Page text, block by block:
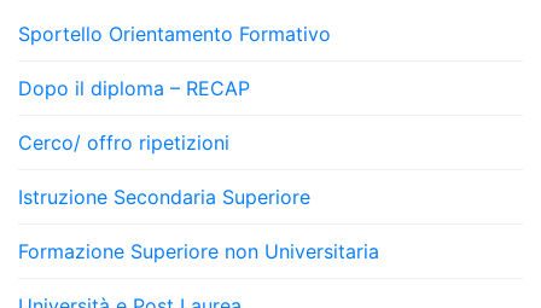
Sportello Orientamento Formativo
Dopo il diploma – RECAP
Cerco/ offro ripetizioni
Istruzione Secondaria Superiore
Formazione Superiore non Universitaria